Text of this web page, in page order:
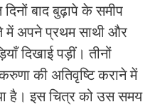
बाद बुढ़ापे के समीप
में अपने प्रथम साथी और
दिखाई पड़ीं। तीनों
की अतिवृष्टि कराने में
है। इस चित्र को उस समय